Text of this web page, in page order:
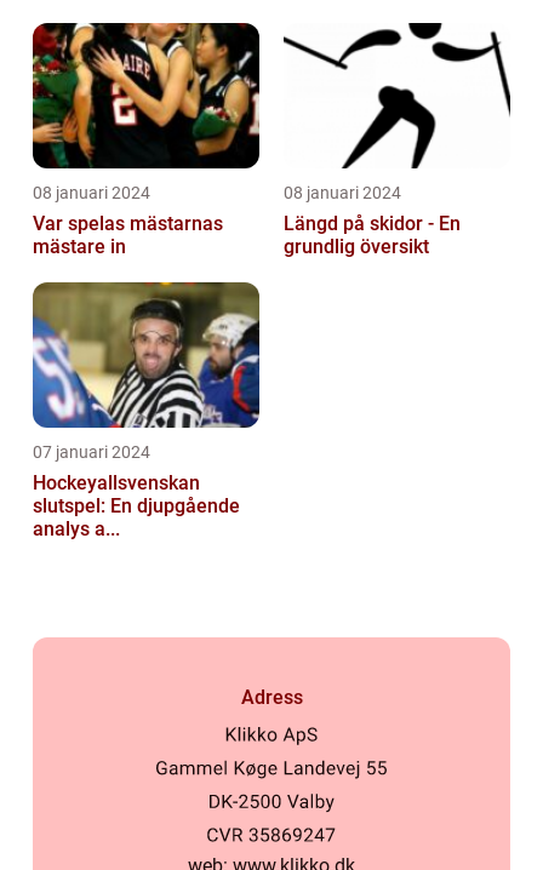
08 januari 2024
Var spelas mästarnas
mästare in
08 januari 2024
Längd på skidor - En
grundlig översikt
07 januari 2024
Hockeyallsvenskan
slutspel: En djupgående
analys a...
Adress